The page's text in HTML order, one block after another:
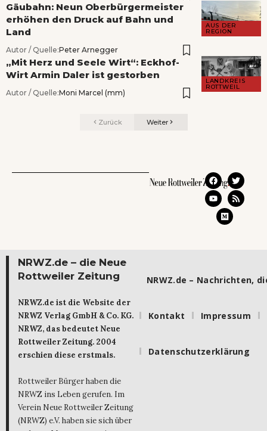
AUS DER
REGION
Gäubahn: Neun Oberbürgermeister
erhöhen den Druck auf Bahn und
Land
Autor / Quelle:Peter Arnegger
LANDKREIS
ROTTWEIL
„Mit Herz und Seele Wirt“: Eckhof-
Wirt Armin Daler ist gestorben
Autor / Quelle:Moni Marcel (mm)
Zurück Weiter
NRWZ.de – die Neue
Rottweiler Zeitung
NRWZ.de ist die Website der
NRWZ Verlag GmbH & Co. KG.
NRWZ, das bedeutet Neue
Rottweiler Zeitung. 2004
erschien diese erstmals.
Rottweiler Bürger haben die
NRWZ ins Leben gerufen. Im
Verein Neue Rottweiler Zeitung
(NRWZ) e.V. haben sie sich über
NRWZ.de – Nachrichten,
Kontakt Impressum
Datenschutzerklärung